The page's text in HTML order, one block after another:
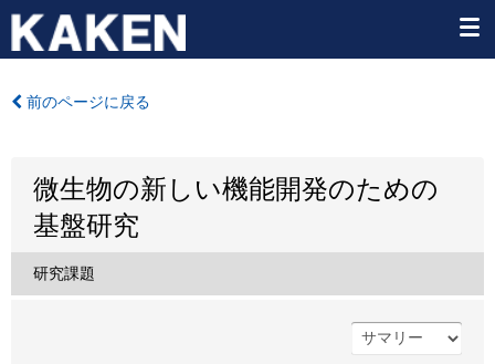
前のページに戻る
微生物の新しい機能開発のための
基盤研究
研究課題